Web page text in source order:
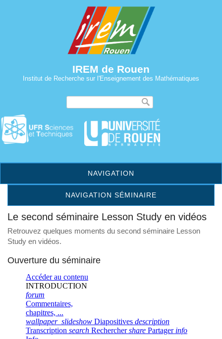
IREM de Rouen
Institut de Recherche sur l'Enseignement des Mathématiques
NAVIGATION
NAVIGATION SÉMINAIRE
Le second séminaire Lesson Study en vidéos
Retrouvez quelques moments du second séminaire Lesson
Study en vidéos.
Ouverture du séminaire